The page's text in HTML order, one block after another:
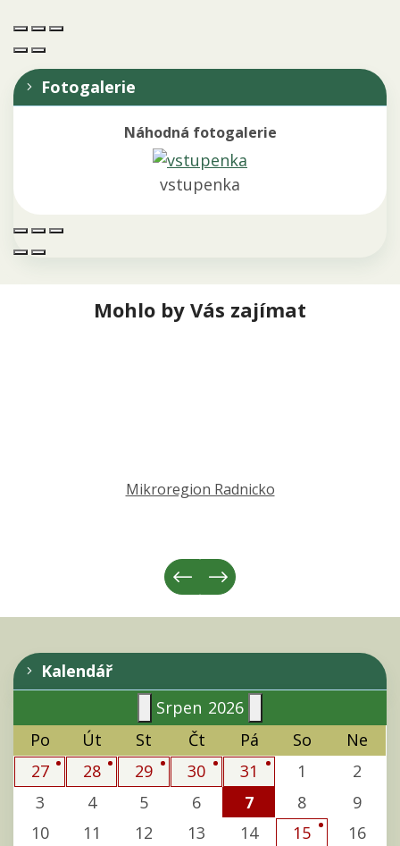
Fotogalerie
Náhodná fotogalerie
vstupenka
Mohlo by Vás zajímat
Mikroregion Radnicko
Kalendář
Srpen 2026
Po
Út St Čt Pá So
Ne
27
28 29 30 31 1
2
3
4 5 6 7 8
9
10
11 12 13 14 15 16